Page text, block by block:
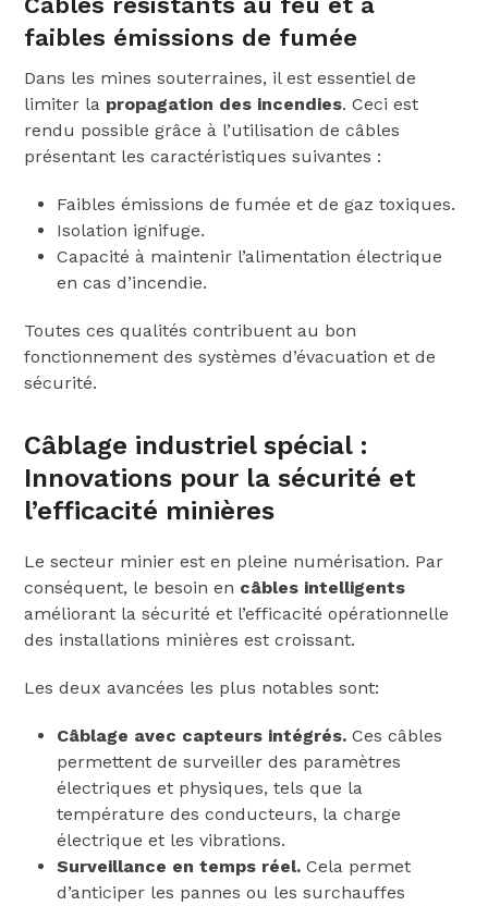
faibles émissions de fumée
Dans les mines souterraines, il est essentiel de
limiter la propagation des incendies. Ceci est
rendu possible grâce à l’utilisation de câbles
présentant les caractéristiques suivantes :
Faibles émissions de fumée et de gaz toxiques.
Isolation ignifuge.
Capacité à maintenir l’alimentation électrique
en cas d’incendie.
Toutes ces qualités contribuent au bon
fonctionnement des systèmes d’évacuation et de
sécurité.
Câblage industriel spécial :
Innovations pour la sécurité et
l’efficacité minières
Le secteur minier est en pleine numérisation. Par
conséquent, le besoin en câbles intelligents
améliorant la sécurité et l’efficacité opérationnelle
des installations minières est croissant.
Les deux avancées les plus notables sont:
Câblage avec capteurs intégrés. Ces câbles
permettent de surveiller des paramètres
électriques et physiques, tels que la
température des conducteurs, la charge
électrique et les vibrations.
Surveillance en temps réel. Cela permet
d’anticiper les pannes ou les surchauffes